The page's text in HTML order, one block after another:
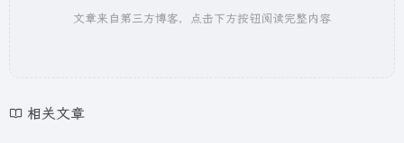
文章来自第三方博客，点击下方按钮阅读完整内容
相关文章